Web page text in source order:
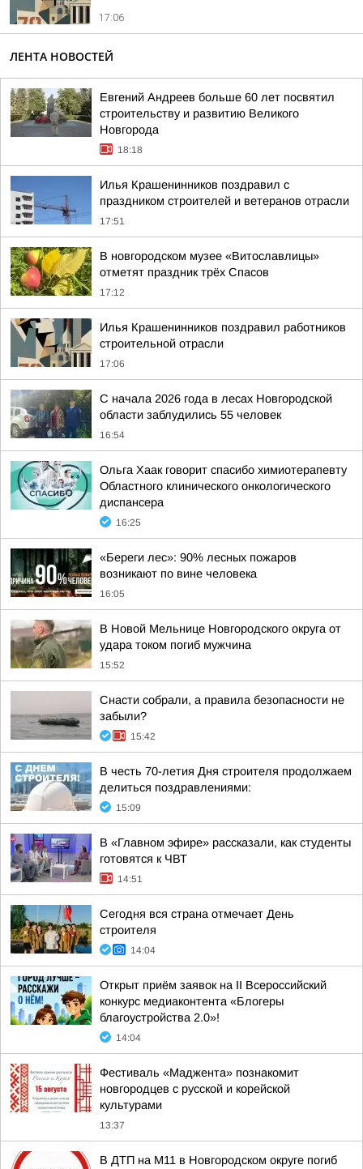
17:06
ЛЕНТА НОВОСТЕЙ
Евгений Андреев больше 60 лет посвятил
строительству и развитию Великого
Новгорода
18:18
Илья Крашенинников поздравил с
праздником строителей и ветеранов отрасли
17:51
В новгородском музее «Витославлицы»
отметят праздник трёх Спасов
17:12
Илья Крашенинников поздравил работников
строительной отрасли
17:06
С начала 2026 года в лесах Новгородской
области заблудились 55 человек
16:54
Ольга Хаак говорит спасибо химиотерапевту
Областного клинического онкологического
диспансера
16:25
«Береги лес»: 90% лесных пожаров
возникают по вине человека
16:05
В Новой Мельнице Новгородского округа от
удара током погиб мужчина
15:52
Снасти собрали, а правила безопасности не
забыли?
15:42
В честь 70-летия Дня строителя продолжаем
делиться поздравлениями:
15:09
В «Главном эфире» рассказали, как студенты
готовятся к ЧВТ
14:51
Сегодня вся страна отмечает День
строителя
14:04
Открыт приём заявок на II Всероссийский
конкурс медиаконтента «Блогеры
благоустройства 2.0»!
14:04
Фестиваль «Маджента» познакомит
новгородцев с русской и корейской
культурами
13:37
В ДТП на М11 в Новгородском округе погиб